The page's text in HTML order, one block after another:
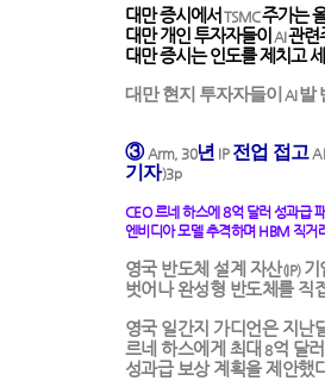
대만 증시에서 TSMC주가는
대만 개인 투자자들이 AI관련
대만 증시는 인도를 제치고
대만 현지 투자자들이 AI발
③Arm, 30년 IP 전업 접고
기자)3p
CEO르네 하스에 8억 달러 성과급
엔비디아 모델 추격하며 HBM 직거
영국 반도체 설계 자산(IP) 기
벗어나 완성형 반도체를 직
영국 일간지 가디언은 지난
르네 하스에게 최대 8억 달러
성과급 보상 계획을 제안했